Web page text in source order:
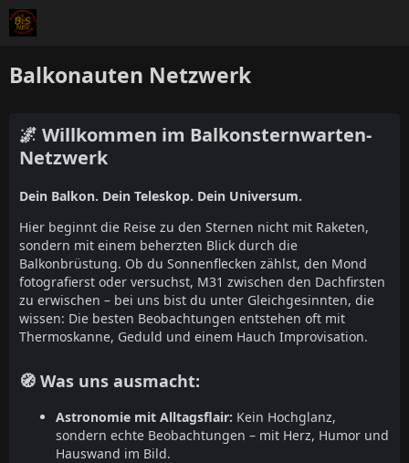
Balkonauten Netzwerk
🌌 Willkommen im Balkonsternwarten-
Netzwerk
Dein Balkon. Dein Teleskop. Dein Universum.
Hier beginnt die Reise zu den Sternen nicht mit Raketen,
sondern mit einem beherzten Blick durch die
Balkonbrüstung. Ob du Sonnenflecken zählst, den Mond
fotografierst oder versuchst, M31 zwischen den Dachfirsten
zu erwischen – bei uns bist du unter Gleichgesinnten, die
wissen: Die besten Beobachtungen entstehen oft mit
Thermoskanne, Geduld und einem Hauch Improvisation.
🧭 Was uns ausmacht:
Astronomie mit Alltagsflair: Kein Hochglanz,
sondern echte Beobachtungen – mit Herz, Humor und
Hauswand im Bild.